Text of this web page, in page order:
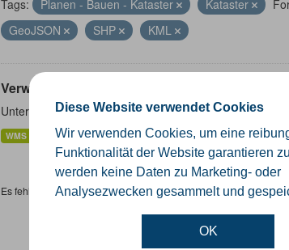
Diese Website verwendet Cookies
Wir verwenden Cookies, um eine
Funktionalität der Website garantieren
werden keine Daten zu Marketing- oder
Analysezwecken gesammelt und
OK
Tags: Planen - Bauen - Kataster Kataster
GeoJSON
SHP KML
Verwaltungsgrenzen
Unterschiedliche Ebenen der Verwaltungsgrenzen im
WMS SHP GeoJSON KML
Es fehlen spezifische Datensätze? Wenden Sie sich bitte an